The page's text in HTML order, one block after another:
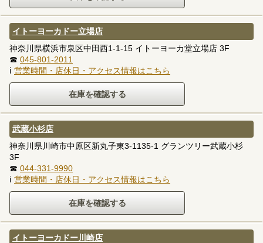
イトーヨーカドー立場店
神奈川県横浜市泉区中田西1-1-15 イトーヨーカ堂立場店 3F
☎ 045-801-2011
ℹ 営業時間・店休日・アクセス情報はこちら
武蔵小杉店
神奈川県川崎市中原区新丸子東3-1135-1 グランツリー武蔵小杉
3F
☎ 044-331-9990
ℹ 営業時間・店休日・アクセス情報はこちら
イトーヨーカドー川崎店